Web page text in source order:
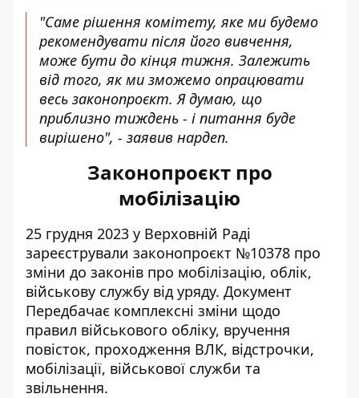
"Саме рішення комітету, яке ми будемо
рекомендувати після його вивчення,
може бути до кінця тижня. Залежить
від того, як ми зможемо опрацювати
весь законопроєкт. Я думаю, що
приблизно тиждень - і питання буде
вирішено", - заявив нардеп.
Законопроєкт про
мобілізацію
25 грудня 2023 у Верховній Раді
зареєстрували законопроєкт №10378 про
зміни до законів про мобілізацію, облік,
військову службу від уряду. Документ
Передбачає комплексні зміни щодо
правил військового обліку, вручення
повісток, проходження ВЛК, відстрочки,
мобілізації, військової служби та
звільнення.